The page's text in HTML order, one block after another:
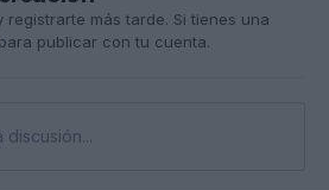
registrarte más tarde. Si tienes una
para publicar con tu cuenta.
discusión...